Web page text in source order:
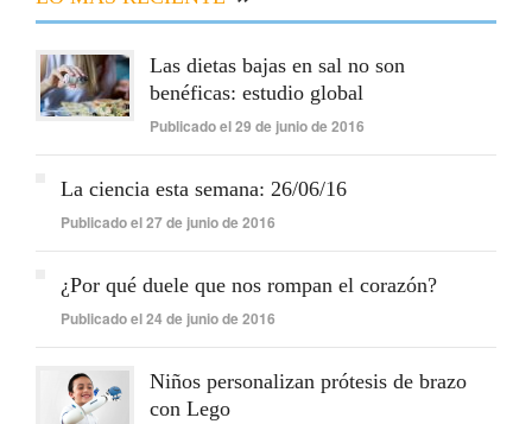
Las dietas bajas en sal no son
benéficas: estudio global
Publicado el 29 de junio de 2016
La ciencia esta semana: 26/06/16
Publicado el 27 de junio de 2016
¿Por qué duele que nos rompan el corazón?
Publicado el 24 de junio de 2016
Niños personalizan prótesis de brazo
con Lego